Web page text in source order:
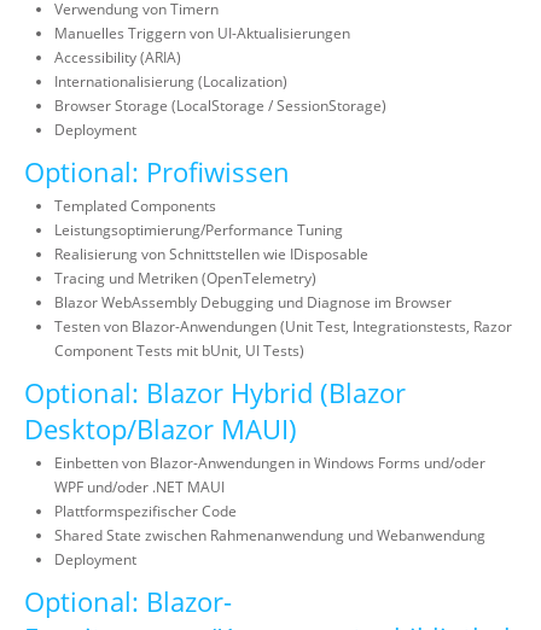
Verwendung von Timern
Manuelles Triggern von UI-Aktualisierungen
Accessibility (ARIA)
Internationalisierung (Localization)
Browser Storage (LocalStorage / SessionStorage)
Deployment
Optional: Profiwissen
Templated Components
Leistungsoptimierung/Performance Tuning
Realisierung von Schnittstellen wie IDisposable
Tracing und Metriken (OpenTelemetry)
Blazor WebAssembly Debugging und Diagnose im Browser
Testen von Blazor-Anwendungen (Unit Test, Integrationstests, Razor
Component Tests mit bUnit, UI Tests)
Optional: Blazor Hybrid (Blazor
Desktop/Blazor MAUI)
Einbetten von Blazor-Anwendungen in Windows Forms und/oder
WPF und/oder .NET MAUI
Plattformspezifischer Code
Shared State zwischen Rahmenanwendung und Webanwendung
Deployment
Optional: Blazor-